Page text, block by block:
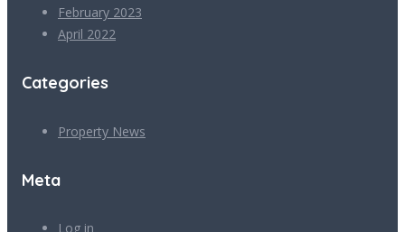
February 2023
April 2022
Categories
Property News
Meta
Log in